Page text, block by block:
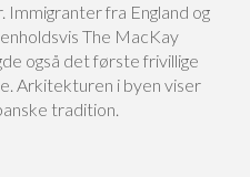
Immigranter fra England og
The MacKay
også det første frivillige
Arkitekturen i byen viser
tradition.